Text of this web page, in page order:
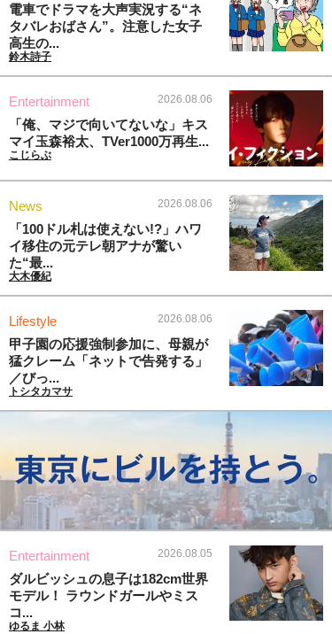
電車でドラマを大声実況する“ネ
タバレおばさん”。注意した女子
高生の...
鈴木詩子
Entertainment 2026.08.06
「俺、マジで向いてないな」キス
マイ玉森裕太、TVer1000万再生...
こじらぶ
News 2026.08.06
「100ドル札は使えない!?」ハワ
イ移住の元テレ朝アナが驚い
た“最...
大木優紀
Lifestyle 2026.08.06
甲子園の応援強制参加に、母親が
猛クレーム「ネットで告発する」
／びっ...
トシタカマサ
Entertainment 2026.08.05
ダルビッシュの息子は182cm世界
モデル！ ラウンドガールやミス
コ...
ゆるま 小林